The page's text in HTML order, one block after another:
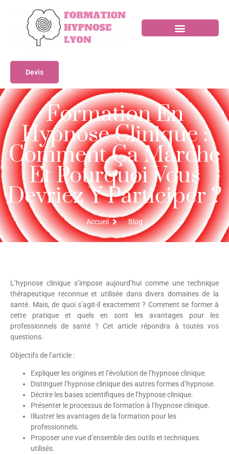
Devis
Formation En
Hypnose Clinique :
Comment Ça Marche
Et Pourquoi Vous
Devriez Y Participer ?
Accueil Blog
L’hypnose clinique s’impose aujourd’hui comme une technique
thérapeutique reconnue et utilisée dans divers domaines de la
santé. Mais, de quoi s’agit-il exactement ? Comment se former à
cette pratique et quels en sont les avantages pour les
professionnels de santé ? Cet article répondra à toutes vos
questions.
Objectifs de l’article :
Expliquer les origines et l’évolution de l’hypnose clinique.
Distinguer l’hypnose clinique des autres formes d’hypnose.
Décrire les bases scientifiques de l’hypnose clinique.
Présenter le processus de formation à l’hypnose clinique.
Illustrer les avantages de la formation pour les
professionnels.
Proposer une vue d’ensemble des outils et techniques
utilisés.